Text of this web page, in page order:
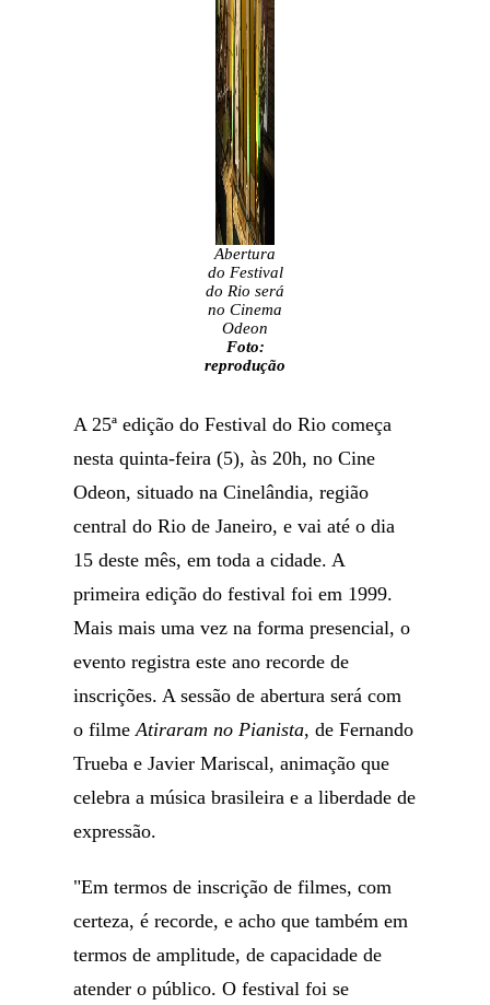
Abertura
do Festival
do Rio será
no Cinema
Odeon
Foto:
reprodução
A 25ª edição do Festival do Rio começa
nesta quinta-feira (5), às 20h, no Cine
Odeon, situado na Cinelândia, região
central do Rio de Janeiro, e vai até o dia
15 deste mês, em toda a cidade. A
primeira edição do festival foi em 1999.
Mais mais uma vez na forma presencial, o
evento registra este ano recorde de
inscrições. A sessão de abertura será com
o filmeAtiraram no Pianista, de Fernando
Trueba e Javier Mariscal, animação que
celebra a música brasileira e a liberdade de
expressão.
"Em termos de inscrição de filmes, com
certeza, é recorde, e acho que também em
termos de amplitude, de capacidade de
atender o público. O festival foi se